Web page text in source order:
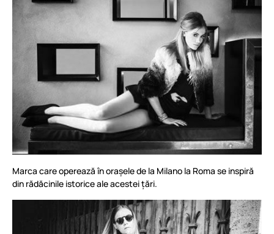
Marca care operează în orașele de la Milano la Roma se inspiră
din rădăcinile istorice ale acestei țări.